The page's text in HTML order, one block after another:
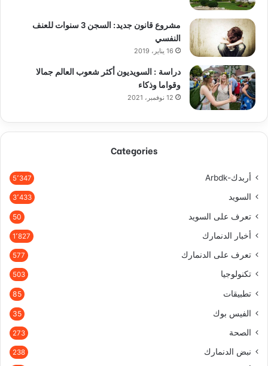
مشروع قانون جديد: السجن 3 سنوات للعنف
النفسي
16 يناير، 2019
دراسة : السويديون أكثر شعوب العالم جمالا
وقواما وذكاء
12 نوفمبر، 2021
Categories
أربدك-Arbdk 5٬347
السويد 3٬433
تعرف على السويد 50
أخبار الدنمارك 1٬827
تعرف على الدنمارك 577
تكنولوجيا 503
تطبيقات 85
الفيس بوك 35
الصحة 273
نبض الدنمارك 238